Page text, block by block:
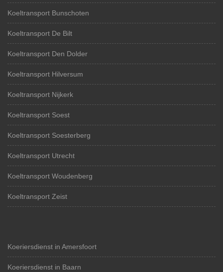
Koeltransport Bunschoten
Koeltransport De Bilt
Koeltransport Den Dolder
Koeltransport Hilversum
Koeltransport Nijkerk
Koeltransport Soest
Koeltransport Soesterberg
Koeltransport Utrecht
Koeltransport Woudenberg
Koeltransport Zeist
Koeriersdienst in Amersfoort
Koeriersdienst in Baarn